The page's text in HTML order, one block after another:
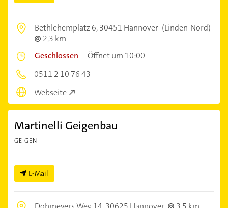
Bethlehemplatz 6,30451 Hannover (Linden-Nord)
2,3 km
Geschlossen –Öffnet um 10:00
0511 2 10 76 43
Webseite
Martinelli Geigenbau
GEIGEN
E-Mail